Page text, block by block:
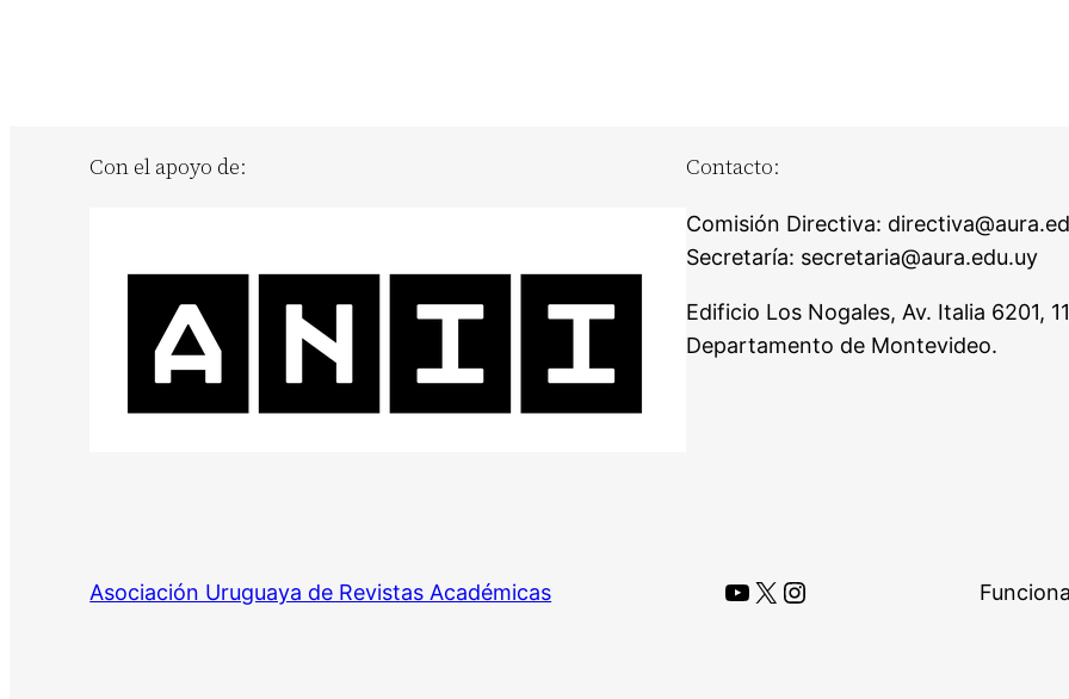
Con el apoyo de: Contacto:
Comisión Directiva:
Secretaría: secretaria@aura.edu.uy
Edificio Los Nogales, Av. Italia 6201,
Departamento de Montevideo.
Asociación Uruguaya de Revistas Académicas YouTube
X Instagram